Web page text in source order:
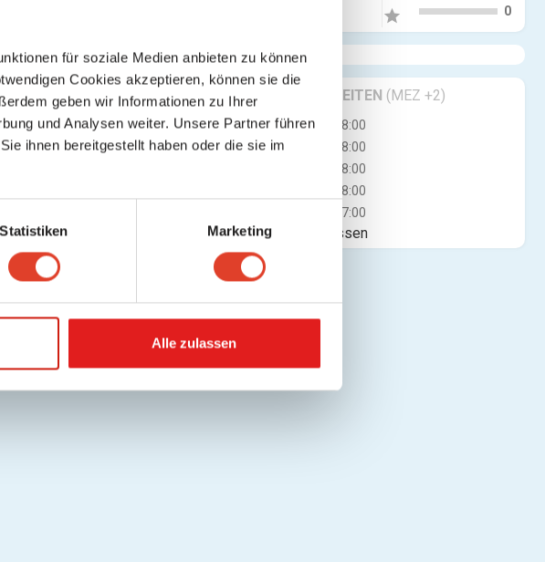
für soziale Medien anbieten zu können
Cookies akzeptieren, können sie die
geben wir Informationen zu Ihrer
und Analysen weiter. Unsere Partner führen
ihnen bereitgestellt haben oder die sie im
Statistiken Marketing
Alle zulassen
star 0
GESCHÄFTSZEITEN (MEZ +2)
Di
13:00 - 18:00
Mi
13:00 - 18:00
13:00 - 18:00
13:00 - 18:00
09:00 - 17:00
Jetzt geschlossen